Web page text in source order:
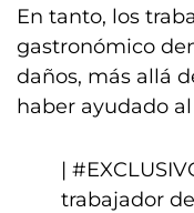
En tanto, los
gastronómico
daños, más allá
haber ayudado
|
trabajador